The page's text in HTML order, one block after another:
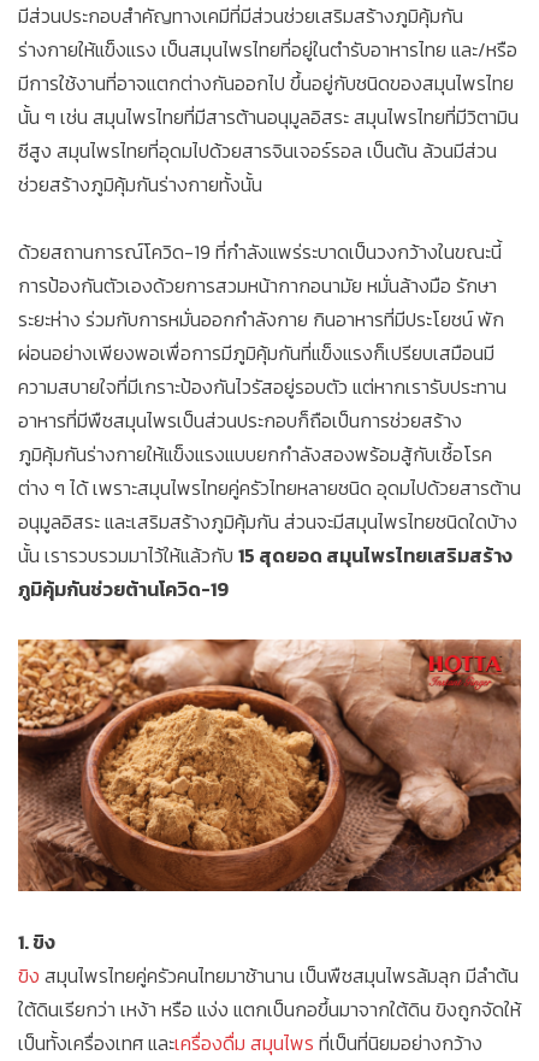
มีส่วนประกอบสำคัญทางเคมีที่มีส่วนช่วยเสริมสร้างภูมิคุ้มกัน
ร่างกายให้แข็งแรง เป็นสมุนไพรไทยที่อยู่ในตำรับอาหารไทย และ/หรือ
มีการใช้งานที่อาจแตกต่างกันออกไป ขึ้นอยู่กับชนิดของสมุนไพรไทย
นั้น ๆ เช่น สมุนไพรไทยที่มีสารต้านอนุมูลอิสระ สมุนไพรไทยที่มีวิตามิน
ซีสูง สมุนไพรไทยที่อุดมไปด้วยสารจินเจอร์รอล เป็นต้น ล้วนมีส่วน
ช่วยสร้างภูมิคุ้มกันร่างกายทั้งนั้น
ด้วยสถานการณ์โควิด-19 ที่กำลังแพร่ระบาดเป็นวงกว้างในขณะนี้
การป้องกันตัวเองด้วยการสวมหน้ากากอนามัย หมั่นล้างมือ รักษา
ระยะห่าง ร่วมกับการหมั่นออกกำลังกาย กินอาหารที่มีประโยชน์ พัก
ผ่อนอย่างเพียงพอเพื่อการมีภูมิคุ้มกันที่แข็งแรงก็เปรียบเสมือนมี
ความสบายใจที่มีเกราะป้องกันไวรัสอยู่รอบตัว แต่หากเรารับประทาน
อาหารที่มีพืชสมุนไพรเป็นส่วนประกอบก็ถือเป็นการช่วยสร้าง
ภูมิคุ้มกันร่างกายให้แข็งแรงแบบยกกำลังสองพร้อมสู้กับเชื้อโรค
ต่าง ๆ ได้ เพราะสมุนไพรไทยคู่ครัวไทยหลายชนิด อุดมไปด้วยสารต้าน
อนุมูลอิสระ และเสริมสร้างภูมิคุ้มกัน ส่วนจะมีสมุนไพรไทยชนิดใดบ้าง
นั้น เรารวบรวมมาไว้ให้แล้วกับ 15 สุดยอด สมุนไพรไทยเสริมสร้าง
ภูมิคุ้มกันช่วยต้านโควิด-19
1. ขิง
ขิง สมุนไพรไทยคู่ครัวคนไทยมาช้านาน เป็นพืชสมุนไพรล้มลุก มีลำต้น
ใต้ดินเรียกว่า เหง้า หรือ แง่ง แตกเป็นกอขึ้นมาจากใต้ดิน ขิงถูกจัดให้
เป็นทั้งเครื่องเทศ และเครื่องดื่ม สมุนไพร ที่เป็นที่นิยมอย่างกว้าง